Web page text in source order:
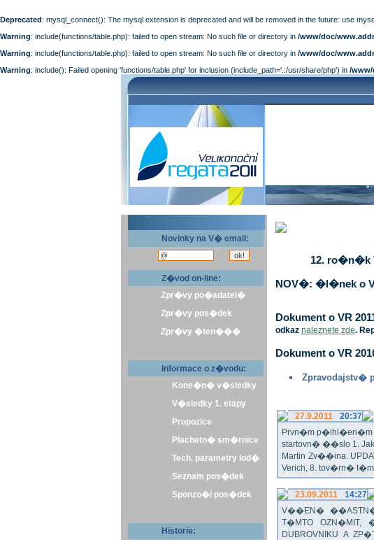
Deprecated: mysql_connect(): The mysql extension is deprecated and will be removed in the future: use
Warning: include(functions/table.php): failed to open stream: No such file or directory in /www/doc/
Warning: include(functions/table.php): failed to open stream: No such file or directory in /www/doc/
Warning: include(): Failed opening 'functions/table.php' for inclusion (include_path='.:/usr/share/php') in /www/
Novinky na V� email:
Z�vod on-line:
Zpr�vy po�adatel�
Zpr�vy pos�dek
Zpr�vy �ten���
Informace o z�vodu:
Kone�n� v�sledky
V�sledky 1. etapy
Propozice
Plachetn� sm�rnice
Tech. parametry lod�
Seznam pos�dek
Sponzo�i pos�dek
Historie:
12. ro�n�k
NOV�: �l�nek o
Dokument o VR
odkaz naleznete zde.
Dokument o VR
Zpravodajstv�
27.9.2011
20:37
Prvn�m p�ihl�en�m
startovn� ��slo 1.
Martin Zv��ina.
Verich, 8. tov�rn�
23.09.2011
14:27
V��EN�
T�MTO OZN�MIT,
DUBROVNIKU A